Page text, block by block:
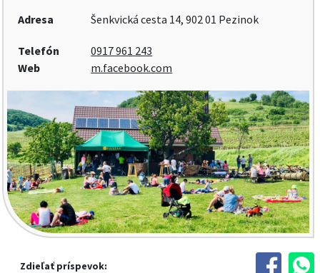
Adresa Šenkvická cesta 14, 902 01 Pezinok
Telefón
0917 961 243
Web
m.facebook.com
Zdieľať príspevok: